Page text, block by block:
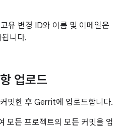
유 변경 ID와 이름 및 이메일은
니다.
업로드
밋한 후 Gerrit에 업로드합니다.
모든 프로젝트의 모든 커밋을 업